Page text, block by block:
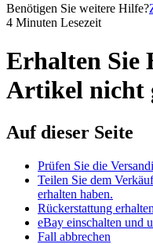
Benötigen Sie weitere Hilfe?
4 Minuten Lesezeit
Erhalten Sie
Artikel nicht
Auf dieser Seite
Prüfen Sie die
Teilen Sie dem
erhalten haben.
Rückerstattung erhalten
eBay einschalten und
Fall abbrechen